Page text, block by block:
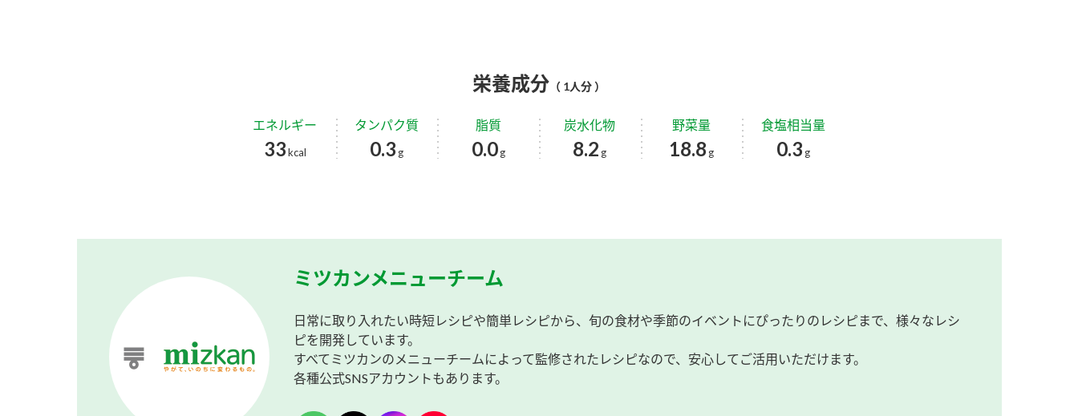
栄養成分 （ 1人分 ）
エネルギー
33kcal
タンパク質
0.3 g
脂質
0.0 g
炭水化物
8.2 g
野菜量
18.8 g
食塩相当量
0.3 g
ミツカンメニューチーム
日常に取り入れたい時短レシピや簡単レシピから、旬の食材や季節のイベントにぴったりのレシピまで、様々なレシ
ピを開発しています。
すべてミツカンのメニューチームによって監修されたレシピなので、安心してご活用いただけます。
各種公式SNSアカウントもあります。